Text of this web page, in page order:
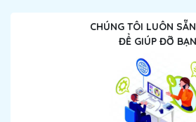
CHÚNG TÔI LUÔN
ĐỂ GIÚP ĐỠ BẠN